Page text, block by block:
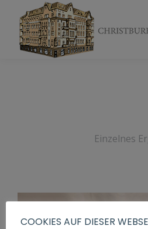
Einzelnes
COOKIES AUF DIESER